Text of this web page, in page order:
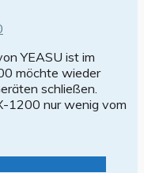
YEASU ist im
möchte wieder
schließen.
1200 nur wenig vom